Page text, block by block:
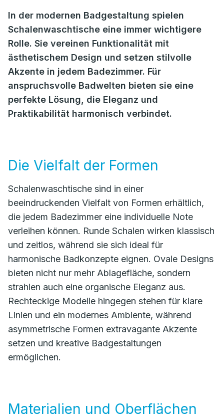
In der modernen Badgestaltung spielen
Schalenwaschtische eine immer wichtigere
Rolle. Sie vereinen Funktionalität mit
ästhetischem Design und setzen stilvolle
Akzente in jedem Badezimmer. Für
anspruchsvolle Badwelten bieten sie eine
perfekte Lösung, die Eleganz und
Praktikabilität harmonisch verbindet.
Die Vielfalt der Formen
Schalenwaschtische sind in einer
beeindruckenden Vielfalt von Formen erhältlich,
die jedem Badezimmer eine individuelle Note
verleihen können. Runde Schalen wirken klassisch
und zeitlos, während sie sich ideal für
harmonische Badkonzepte eignen. Ovale Designs
bieten nicht nur mehr Ablagefläche, sondern
strahlen auch eine organische Eleganz aus.
Rechteckige Modelle hingegen stehen für klare
Linien und ein modernes Ambiente, während
asymmetrische Formen extravagante Akzente
setzen und kreative Badgestaltungen
ermöglichen.
Materialien und Oberflächen